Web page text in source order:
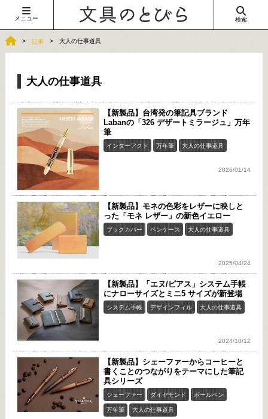
メニュー 検索
記事 大人の仕事道具
大人の仕事道具
【新製品】台湾発の筆記具ブランド
Labanの「326 デザートミラージュ」万年
筆
インターアクト 万年筆 大人の仕事道具
2026/01/14
【新製品】モネの色彩をレザーに映しと
った「モネ レザー」の新色イエロー
ブックカバー ペンケース 大人の仕事道具
2025/04/24
【新製品】「エヌ/ピアス」システム手帳
にナローサイズとミニ5 サイズが新登場
システム手帳 デザインフィル 大人の仕事道具
2024/10/12
【新製品】シェーファーからコーヒーと
書くことのつながりをテーマにした筆記
具シリーズ
シェーファー ダイヤモンド ボールペン
万年筆 大人の仕事道具